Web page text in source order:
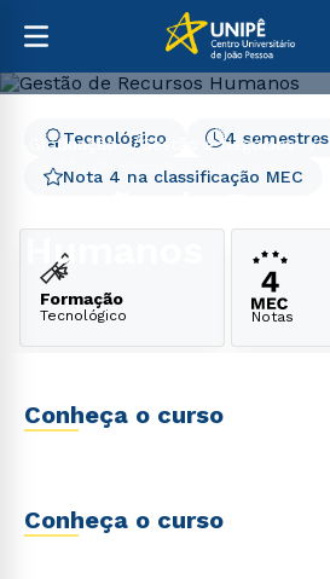
Graduação
Gestão e Negócios
Gestão de Recursos Humanos
Humanos
Nota 4 na classificação MEC
4 semestres
Tecnológico
Formação
Tecnológico Notas
Conheça o curso
Conheça o curso